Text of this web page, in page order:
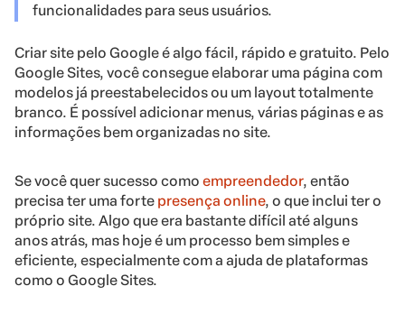
funcionalidades para seus usuários.
Criar site pelo Google é algo fácil, rápido e gratuito. Pelo
Google Sites, você consegue elaborar uma página com
modelos já preestabelecidos ou um layout totalmente
branco. É possível adicionar menus, várias páginas e as
informações bem organizadas no site.
Se você quer sucesso como empreendedor, então
precisa ter uma forte presença online, o que inclui ter o
próprio site. Algo que era bastante difícil até alguns
anos atrás, mas hoje é um processo bem simples e
eficiente, especialmente com a ajuda de plataformas
como o Google Sites.